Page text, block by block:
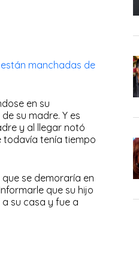
manchadas de
en su
su madre. Y es
y al llegar notó
todavía tenía tiempo
se demoraría en
que su hijo
su casa y fue a